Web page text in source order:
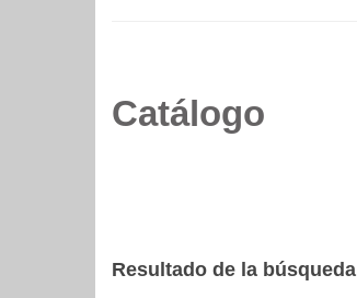
Catálogo
Resultado de la búsqueda